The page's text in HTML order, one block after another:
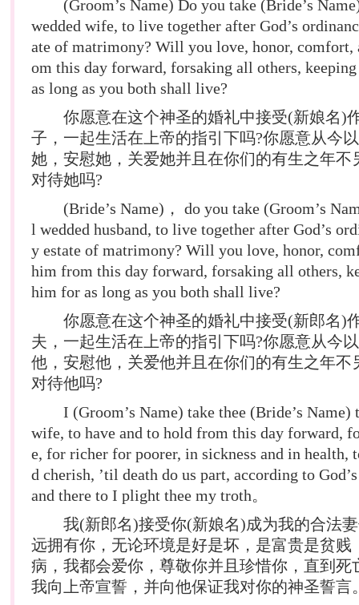
(Groom’s Name) Do you take (Bride’s
wedded wife, to live together after God’s
ate of matrimony? Will you love, honor, comfort,
om this day forward, forsaking all others,
as long as you both shall live?
你愿意在这个神圣的婚礼中接受(新娘名)
子，一起生活在上帝的指引下吗?你愿意从今
她，安慰她，关爱她并且在你们的有生之年不
对待她吗?
(Bride’s Name)， do you take (Groom’s
l wedded husband, to live together after God’s
y estate of matrimony? Will you love, honor,
him from this day forward, forsaking all others,
him for as long as you both shall live?
你愿意在这个神圣的婚礼中接受(新郎名)
夫，一起生活在上帝的指引下吗?你愿意从今
他，安慰他，关爱他并且在你们的有生之年不
对待他吗?
I (Groom’s Name) take thee (Bride’s Name)
wife, to have and to hold from this day forward,
e, for richer for poorer, in sickness and in health,
d cherish, ’til death do us part, according to
and there to I plight thee my troth。
我(新郎名)接受你(新娘名)成为我的合法妻
远拥有你，无论环境是好是坏，是富贵是贫贱
病，我都会爱你，尊敬你并且珍惜你，直到死
我向上帝宣誓，并向他保证我对你的神圣誓言